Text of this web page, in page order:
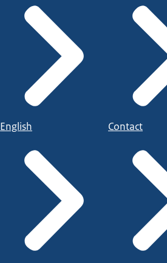
English Contact